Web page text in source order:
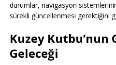
durumlar, navigasyon
sürekli güncellenmesi gerektiğini
Kuzey Kutbu’nun
Geleceği